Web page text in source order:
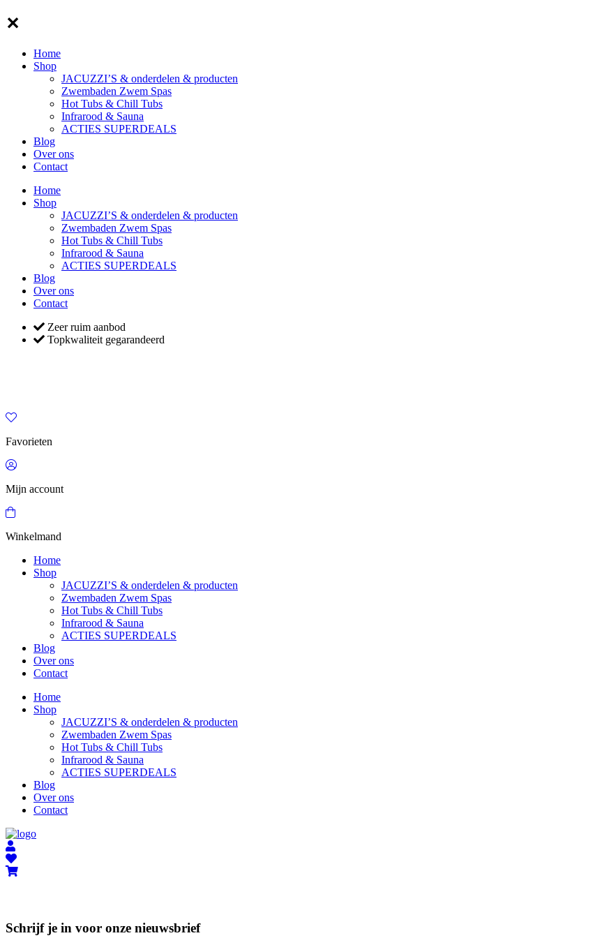
✕
Home
Shop
JACUZZI’S & onderdelen & producten
Zwembaden Zwem Spas
Hot Tubs & Chill Tubs
Infrarood & Sauna
ACTIES SUPERDEALS
Blog
Over ons
Contact
Home
Shop
JACUZZI’S & onderdelen & producten
Zwembaden Zwem Spas
Hot Tubs & Chill Tubs
Infrarood & Sauna
ACTIES SUPERDEALS
Blog
Over ons
Contact
Zeer ruim aanbod
Topkwaliteit gegarandeerd
Favorieten
Mijn account
Winkelmand
Home
Shop
JACUZZI’S & onderdelen & producten
Zwembaden Zwem Spas
Hot Tubs & Chill Tubs
Infrarood & Sauna
ACTIES SUPERDEALS
Blog
Over ons
Contact
Home
Shop
JACUZZI’S & onderdelen & producten
Zwembaden Zwem Spas
Hot Tubs & Chill Tubs
Infrarood & Sauna
ACTIES SUPERDEALS
Blog
Over ons
Contact
Schrijf je in voor onze nieuwsbrief